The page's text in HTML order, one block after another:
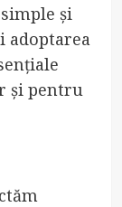
și
adoptarea
și pentru